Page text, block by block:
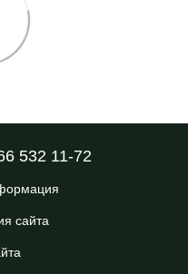
532 11-72
сайта